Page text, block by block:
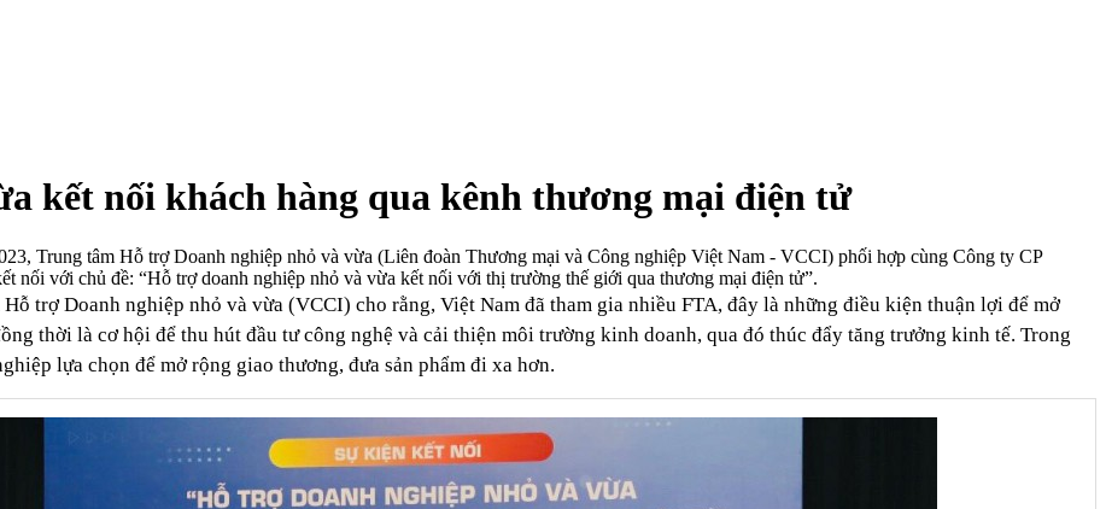
kết nối khách hàng qua kênh thương mại điện tử
Trung tâm Hỗ trợ Doanh nghiệp nhỏ và vừa (Liên đoàn Thương mại và Công nghiệp Việt Nam - VCCI) phối hợp cùng Công ty CP
với chủ đề: “Hỗ trợ doanh nghiệp nhỏ và vừa kết nối với thị trường thế giới qua thương mại điện tử”.
trợ Doanh nghiệp nhỏ và vừa (VCCI) cho rằng, Việt Nam đã tham gia nhiều FTA, đây là những điều kiện thuận lợi để mở
thời là cơ hội để thu hút đầu tư công nghệ và cải thiện môi trường kinh doanh, qua đó thúc đẩy tăng trưởng kinh tế. Trong
lựa chọn để mở rộng giao thương, đưa sản phẩm đi xa hơn.